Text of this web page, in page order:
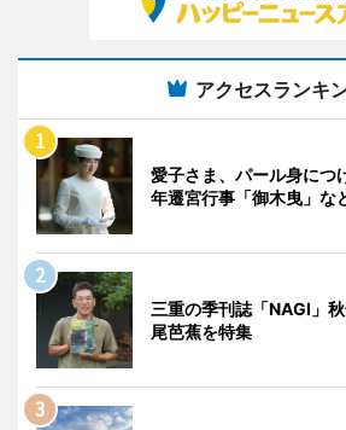
アクセスランキ
愛子さま、パール身に
年遷宮行事「御木曳」な
三重の季刊誌「NAGI」
尾芭蕉を特集